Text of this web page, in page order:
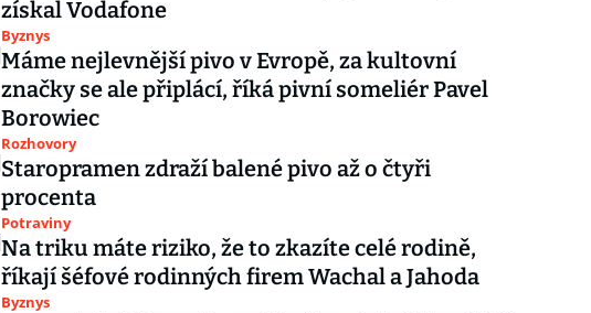
získal Vodafone
Byznys
Máme nejlevnější pivo v Evropě, za kultovní
značky se ale připlácí, říká pivní someliér Pavel
Borowiec
Rozhovory
Staropramen zdraží balené pivo až o čtyři
procenta
Potraviny
Na triku máte riziko, že to zkazíte celé rodině,
říkají šéfové rodinných firem Wachal a Jahoda
Byznys